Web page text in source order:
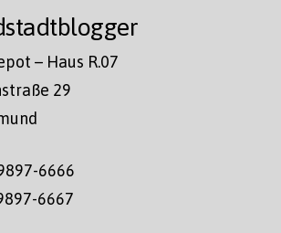
– Haus R.07
29
6666
6667